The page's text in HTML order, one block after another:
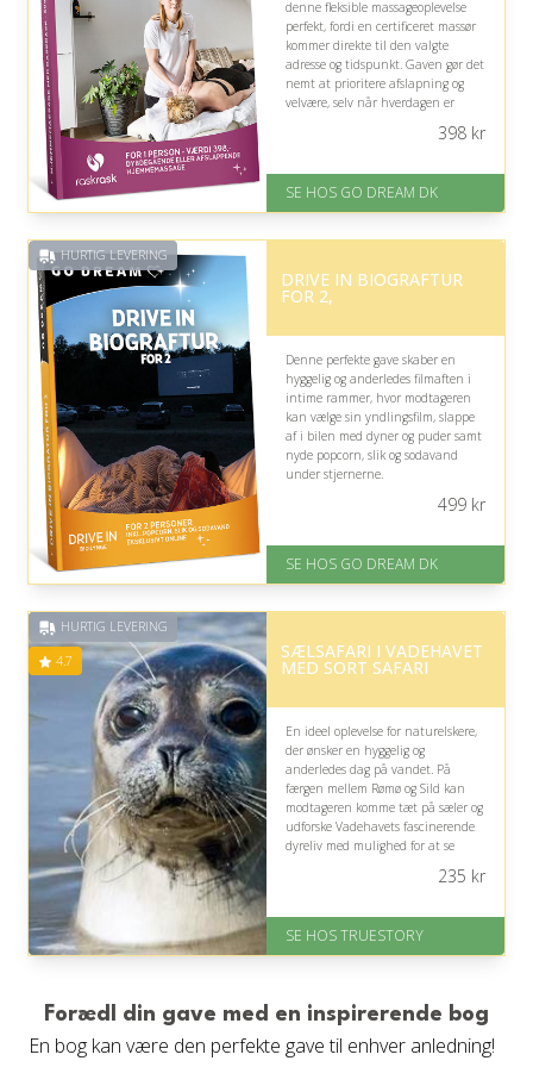
denne fleksible massageoplevelse
perfekt, fordi en certificeret massør
kommer direkte til den valgte
adresse og tidspunkt. Gaven gør det
nemt at prioritere afslapning og
velvære, selv når hverdagen er
På lager
Levering: E-gavekort kan leveres
398kr
SE HOS GO DREAM DK
HURTIG LEVERING
DRIVE IN BIOGRAFTUR
FOR 2,
Denne perfekte gave skaber en
hyggelig og anderledes filmaften i
intime rammer, hvor modtageren
kan vælge sin yndlingsfilm, slappe
af i bilen med dyner og puder samt
nyde popcorn, slik og sodavand
under stjernerne.
499kr
SE HOS GO DREAM DK
HURTIG LEVERING
4.7 SÆLSAFARI I VADEHAVET
MED SORT SAFARI
En ideel oplevelse for naturelskere,
der ønsker en hyggelig og
anderledes dag på vandet. På
færgen mellem Rømø og Sild kan
modtageren komme tæt på sæler og
udforske Vadehavets fascinerende
dyreliv med mulighed for at se
Eller lav digitalt gavekort med det
på 4.7 ud af 5
235 kr
SE HOS TRUESTORY
Forædl din gave med en inspirerende bog
En bog kan være den perfekte gave til enhver anledning!